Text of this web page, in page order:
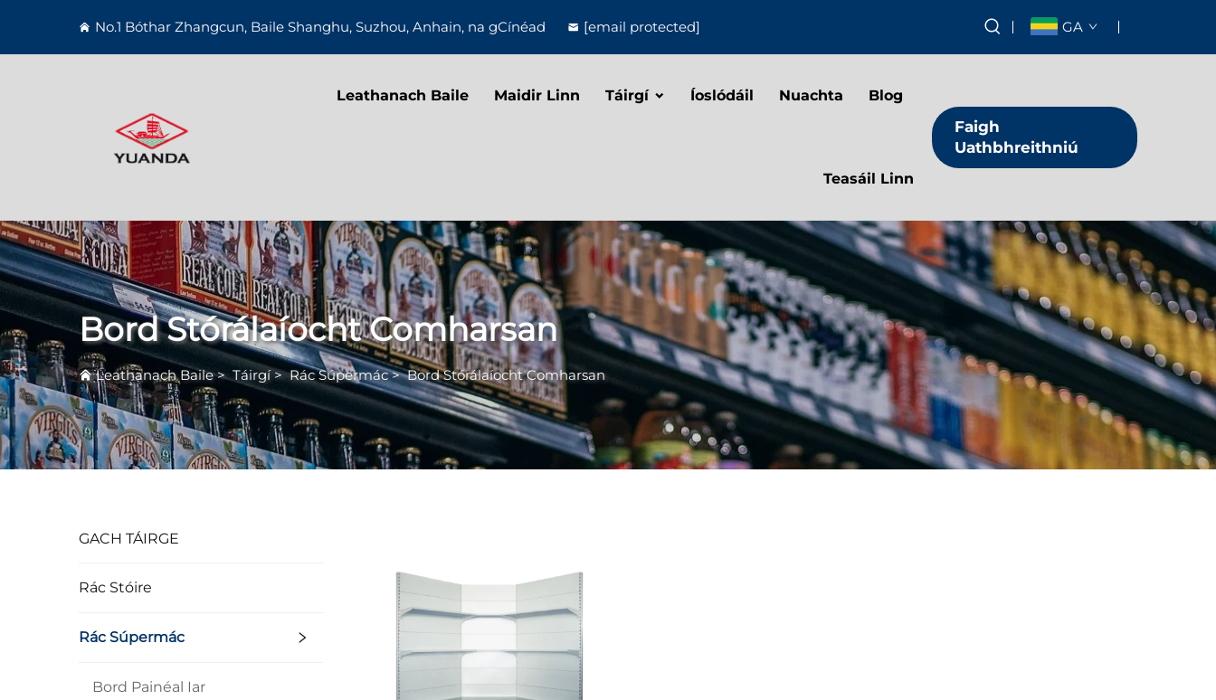
No.1 Bóthar Zhangcun, Baile Shanghu, Suzhou, Anhain, na gCínéad [email protected] GA
Leathanach Baile Maidir Linn Táirgí Íoslódáil Nuachta Blog
Teasáil Linn
Faigh
Uathbhreithniú
Bord Stórálaíocht Comharsan
Leathanach Baile>Táirgí>Rác Súpermác>Bord Stórálaíocht Comharsan
GACH TÁIRGE
Rác Stóire
Rác Súpermác
Bord Painéal Iar